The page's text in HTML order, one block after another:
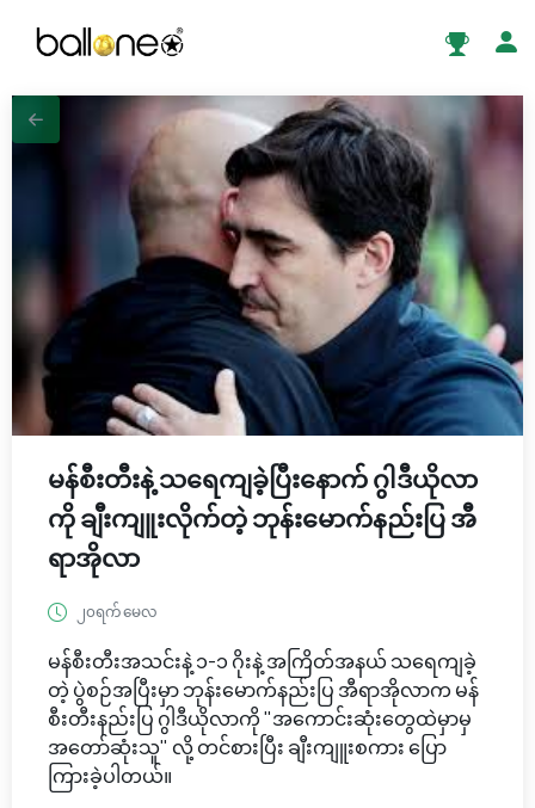
မန်စီးတီးနဲ့ သရေကျခဲ့ပြီးနောက် ဂွါဒီယိုလာ
ကို ချီးကျူးလိုက်တဲ့ ဘုန်းမောက်နည်းပြ အီ
ရာအိုလာ
၂၀ရက် မေလ
မန်စီးတီးအသင်းနဲ့ ၁-၁ ဂိုးနဲ့ အကြိတ်အနယ် သရေကျခဲ့
တဲ့ ပွဲစဉ်အပြီးမှာ ဘုန်းမောက်နည်းပြ အီရာအိုလာက မန်
စီးတီးနည်းပြ ဂွါဒီယိုလာကို "အကောင်းဆုံးတွေထဲမှာမှ
အတော်ဆုံးသူ" လို့ တင်စားပြီး ချီးကျူးစကား ပြော
ကြားခဲ့ပါတယ်။